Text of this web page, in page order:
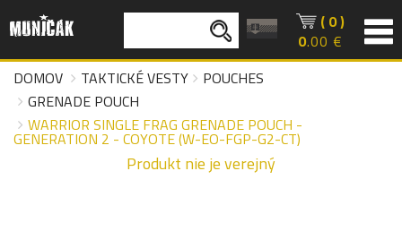
( 0 )
0.00 €
DOMOV
TAKTICKÉ VESTY
POUCHES
GRENADE POUCH
WARRIOR SINGLE FRAG GRENADE POUCH -
GENERATION 2 - COYOTE (W-EO-FGP-G2-CT)
Produkt nie je verejný